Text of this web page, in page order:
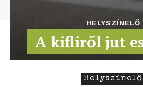
HELYSZÍNELŐ
A kifliről jut
Helyszínelő